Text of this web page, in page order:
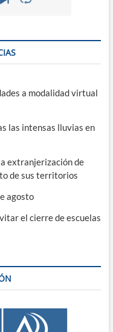
a modalidad virtual
las intensas lluvias en
extranjerización de
de sus territorios
agosto
el cierre de escuelas